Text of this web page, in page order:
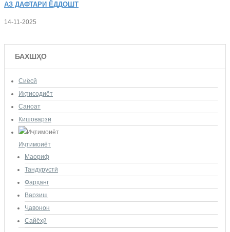
АЗ ДАФТАРИ ЁДДОШТ
14-11-2025
БАХШҲО
Сиёсӣ
Иқтисодиёт
Саноат
Кишоварзӣ
Иҷтимоиёт
Маориф
Тандурустӣ
Фарҳанг
Варзиш
Ҷавонон
Сайёҳӣ